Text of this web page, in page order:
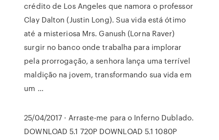
crédito de Los Angeles que namora o professor
Clay Dalton (Justin Long). Sua vida está ótimo
até a misteriosa Mrs. Ganush (Lorna Raver)
surgir no banco onde trabalha para implorar
pela prorrogação, a senhora lança uma terrível
maldição na jovem, transformando sua vida em
um …
25/04/2017 · Arraste-me para o Inferno Dublado.
DOWNLOAD 5.1 720P DOWNLOAD 5.1 1080P